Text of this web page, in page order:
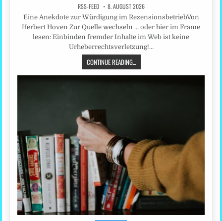
RSS-FEED 8. AUGUST 2026
Eine Anekdote zur Würdigung im RezensionsbetriebVon
Herbert Hoven Zur Quelle wechseln … oder hier im Frame
lesen: Einbinden fremder Inhalte im Web ist keine
Urheberrechtsverletzung!…
CONTINUE READING...